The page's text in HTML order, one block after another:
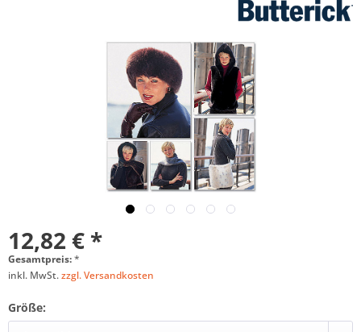
12,82 € *
Gesamtpreis:*
inkl. MwSt.zzgl. Versandkosten
Größe: